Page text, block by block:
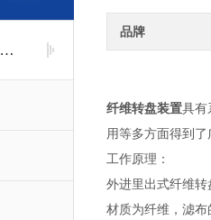
废水深度处理和中水回用类
品牌
纤维转盘装置具有
用等多方面得到
工作原理：
外进里出式纤维
材质为纤维，滤